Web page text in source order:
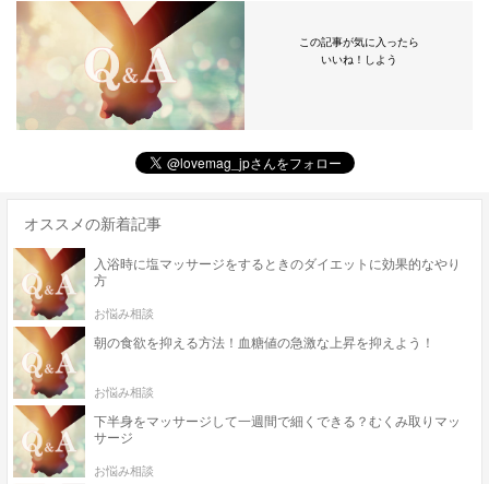
この記事が気に入ったら
いいね！しよう
オススメの新着記事
入浴時に塩マッサージをするときのダイエットに効果的なやり
方
お悩み相談
朝の食欲を抑える方法！血糖値の急激な上昇を抑えよう！
お悩み相談
下半身をマッサージして一週間で細くできる？むくみ取りマッ
サージ
お悩み相談